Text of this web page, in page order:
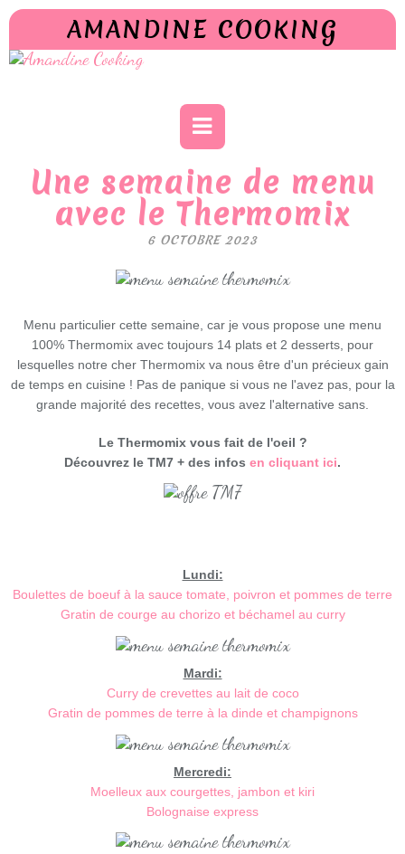
AMANDINE COOKING
Une semaine de menu
avec le Thermomix
6 OCTOBRE 2023
Menu particulier cette semaine, car je vous propose une menu
100% Thermomix avec toujours 14 plats et 2 desserts, pour
lesquelles notre cher Thermomix va nous être d'un précieux gain
de temps en cuisine ! Pas de panique si vous ne l'avez pas, pour la
grande majorité des recettes, vous avez l'alternative sans
Le Thermomix vous fait de l'oeil ?
Découvrez le TM7 + des infos en cliquant ici.
Lundi:
Boulettes de boeuf à la sauce tomate, poivron et pommes de terre
Gratin de courge au chorizo et béchamel au curry
Mardi:
Curry de crevettes au lait de coco
Gratin de pommes de terre à la dinde et champignons
Mercredi:
Moelleux aux courgettes, jambon et kiri
Bolognaise express